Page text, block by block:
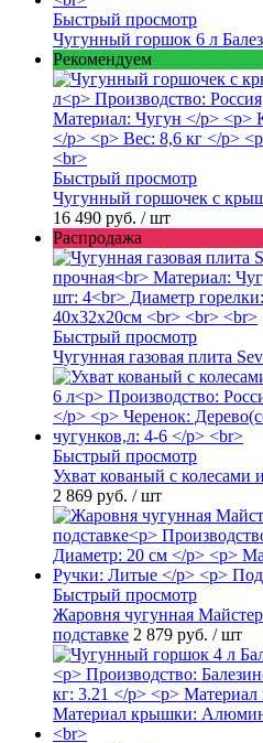
Быстрый просмотр
Чугунный горшок 6 л
Рекомендуем
Быстрый просмотр
Чугунный горшочек с
16 490 руб. / шт
Распродажа
Быстрый просмотр
Чугунная газовая плита
Быстрый просмотр
Ухват кованый с колесами
2 869 руб. / шт
Быстрый просмотр
Жаровня чугунная
подставке 2 879 руб. / шт